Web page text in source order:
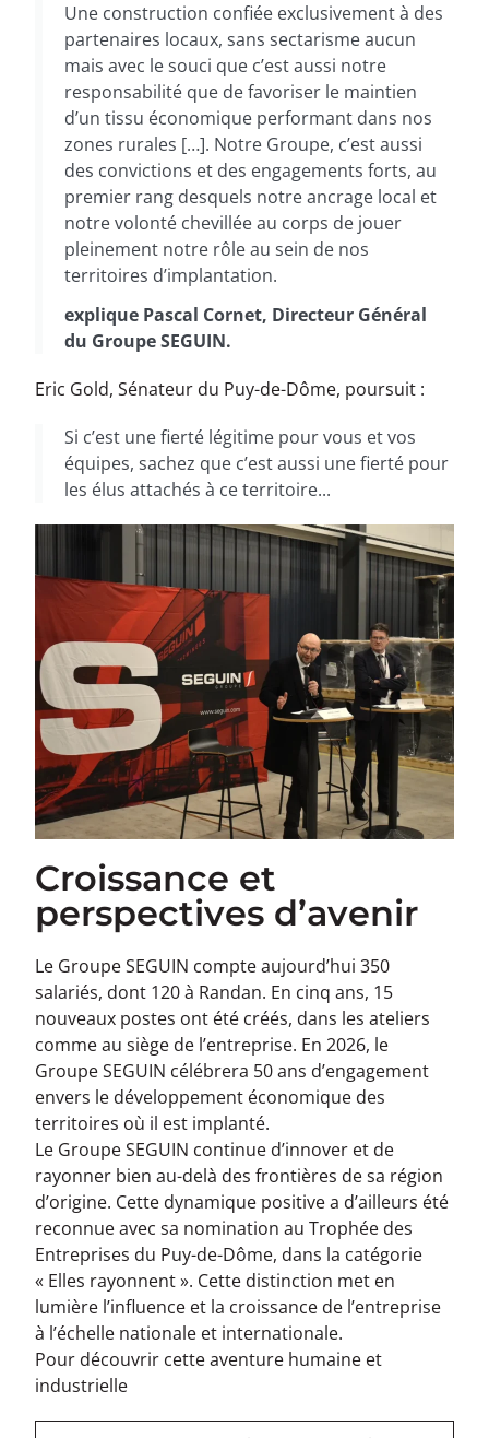
Une construction confiée exclusivement à des
partenaires locaux, sans sectarisme aucun
mais avec le souci que c’est aussi notre
responsabilité que de favoriser le maintien
d’un tissu économique performant dans nos
zones rurales […]. Notre Groupe, c’est aussi
des convictions et des engagements forts, au
premier rang desquels notre ancrage local et
notre volonté chevillée au corps de jouer
pleinement notre rôle au sein de nos
territoires d’implantation.
explique Pascal Cornet, Directeur Général
du Groupe SEGUIN.
Eric Gold, Sénateur du Puy-de-Dôme, poursuit :
Si c’est une fierté légitime pour vous et vos
équipes, sachez que c’est aussi une fierté pour
les élus attachés à ce territoire...
Croissance et
perspectives d’avenir
Le Groupe SEGUIN compte aujourd’hui 350
salariés, dont 120 à Randan. En cinq ans, 15
nouveaux postes ont été créés, dans les ateliers
comme au siège de l’entreprise. En 2026, le
Groupe SEGUIN célébrera 50 ans d’engagement
envers le développement économique des
territoires où il est implanté.
Le Groupe SEGUIN continue d’innover et de
rayonner bien au-delà des frontières de sa région
d’origine. Cette dynamique positive a d’ailleurs été
reconnue avec sa nomination au Trophée des
Entreprises du Puy-de-Dôme, dans la catégorie
« Elles rayonnent ». Cette distinction met en
lumière l’influence et la croissance de l’entreprise
à l’échelle nationale et internationale.
Pour découvrir cette aventure humaine et
industrielle